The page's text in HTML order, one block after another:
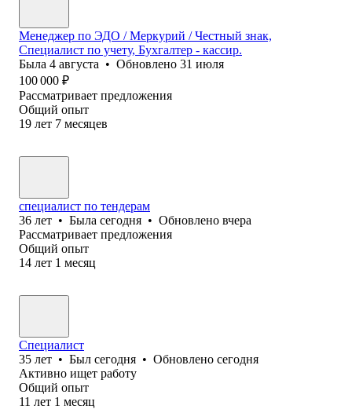
Менеджер по ЭДО / Меркурий / Честный знак,
Специалист по учету, Бухгалтер - кассир.
Была 4 августа • Обновлено 31 июля
100 000 ₽
Рассматривает предложения
Общий опыт
19 лет 7 месяцев
специалист по тендерам
36 лет • Была сегодня • Обновлено вчера
Рассматривает предложения
Общий опыт
14 лет 1 месяц
Специалист
35 лет • Был сегодня • Обновлено сегодня
Активно ищет работу
Общий опыт
11 лет 1 месяц